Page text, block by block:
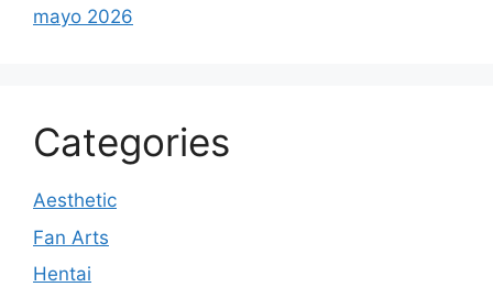
mayo 2026
Categories
Aesthetic
Fan Arts
Hentai